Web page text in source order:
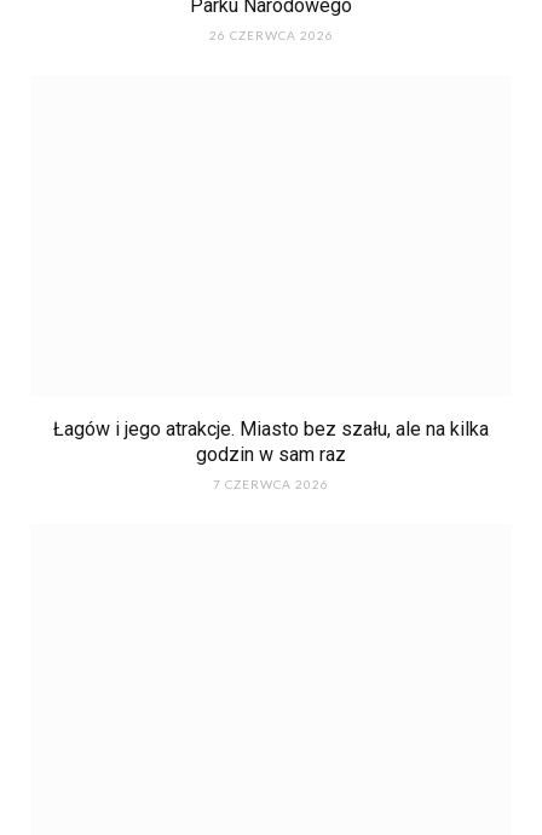
Parku Narodowego
26 CZERWCA 2026
Łagów i jego atrakcje. Miasto bez szału, ale na kilka
godzin w sam raz
7 CZERWCA 2026